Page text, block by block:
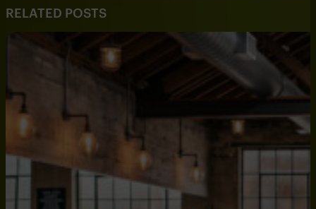
RELATED POSTS